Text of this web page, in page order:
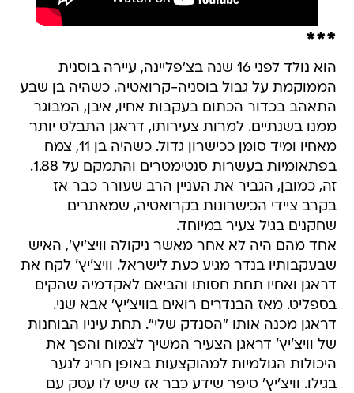
***
הוא נולד לפני 16 שנה בצ'פליינה, עיירה בוסנית
הממוקמת על גבול בוסניה-קרואטיה. כשהיה בן שבע
התאהב בכדור הכתום בעקבות אחיו, איבן, המבוגר
ממנו בשנתיים. למרות צעירותו, דראגן התבלט יותר
מאחיו ומיד סומן ככישרון גדול. כשהיה בן 11, צמח
בפתאומיות בעשרות סנטימטרים והתמקם על 1.88.
זה, כמובן, הגביר את העניין הרב שעורר כבר אז
בקרב ציידי הכישרונות בקרואטיה, שמאתרים
שחקנים בגיל צעיר במיוחד.
אחד מהם היה לא אחר מאשר ניקולה וויצ'יץ', האיש
שבעקבותיו בנדר מגיע כעת לישראל. וויצ'יץ' לקח את
דראגן ואחיו תחת חסותו והביאם לאקדמיה שהקים
בספליט. מאז הבנדרים רואים בוויצ'יץ' אבא שני.
דראגן מכנה אותו "הסנדק שלי". תחת עיניו הבוחנות
של וויצ'יץ' דראגן הצעיר המשיך לצמוח והפך את
היכולות הגולמיות למהוקצעות באופן חריג לנער
בגילו. וויצ'יץ' סיפר שידע כבר אז שיש לו עסק עם